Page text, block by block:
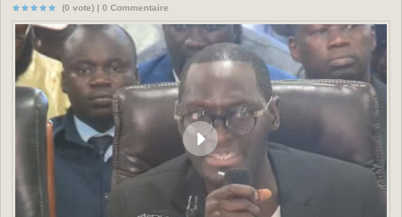
(0 vote) | 0 Commentaire